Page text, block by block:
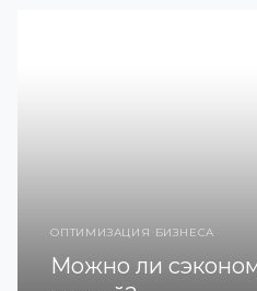
ОПТИМИЗАЦИЯ БИЗНЕСА
Можно ли